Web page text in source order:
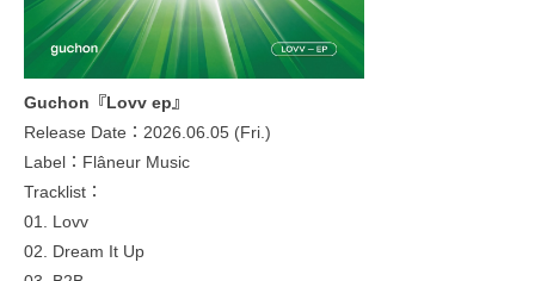
Guchon『Lovv ep』
Release Date：2026.06.05 (Fri.)
Label：Flâneur Music
Tracklist：
01. Lovv
02. Dream It Up